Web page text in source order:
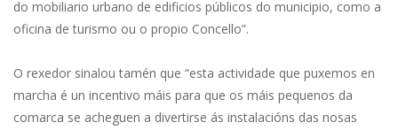
do mobiliario urbano de edificios públicos do municipio, como a
oficina de turismo ou o propio Concello”.
O rexedor sinalou tamén que “esta actividade que puxemos en
marcha é un incentivo máis para que os máis pequenos da
comarca se acheguen a divertirse ás instalacións das nosas